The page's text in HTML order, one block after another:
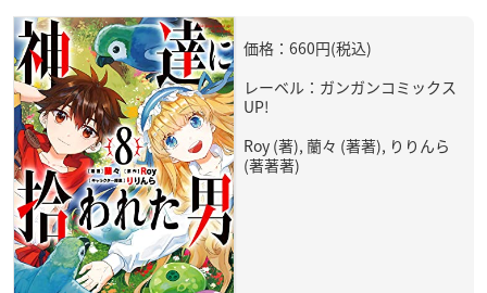
価格：660円(税込)
レーベル：ガンガンコミックス
UP!
Roy (著), 蘭々 (著著), りりんら
(著著著)